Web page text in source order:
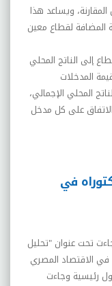
ويساعد هذا
المضافة لقطاع معين
إلى الناتج المحلي
المدخلات
المحلي الإجمالي،
على كل مدخل
في
تحت عنوان "تحليل
في الاقتصاد المصري
أربعة فصول رئيسية وجاءت